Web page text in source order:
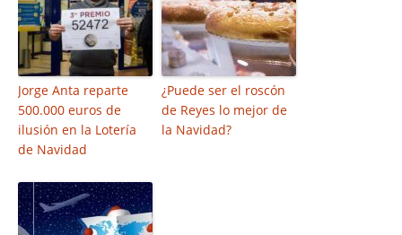
Jorge Anta reparte
500.000 euros de
ilusión en la Lotería
de Navidad
¿Puede ser el roscón
de Reyes lo mejor de
la Navidad?